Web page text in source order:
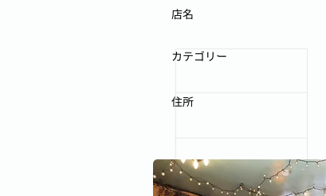
店名
カテゴリー
住所